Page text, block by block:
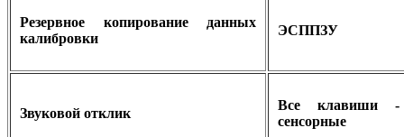
Резервное копирование данных
калибровки
ЭСППЗУ
Звуковой отклик
Все клавиши -
сенсорные